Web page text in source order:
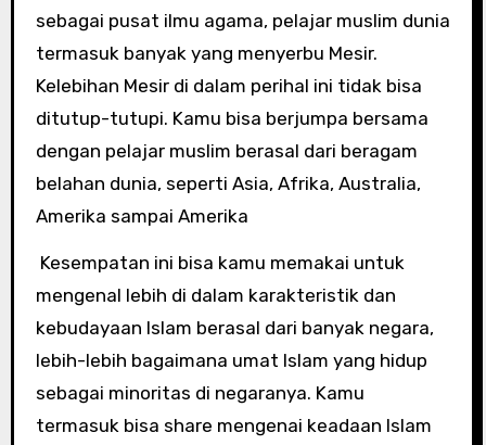
sebagai pusat ilmu agama, pelajar muslim dunia
termasuk banyak yang menyerbu Mesir.
Kelebihan Mesir di dalam perihal ini tidak bisa
ditutup-tutupi. Kamu bisa berjumpa bersama
dengan pelajar muslim berasal dari beragam
belahan dunia, seperti Asia, Afrika, Australia,
Amerika sampai Amerika
Kesempatan ini bisa kamu memakai untuk
mengenal lebih di dalam karakteristik dan
kebudayaan Islam berasal dari banyak negara,
lebih-lebih bagaimana umat Islam yang hidup
sebagai minoritas di negaranya. Kamu
termasuk bisa share mengenai keadaan Islam